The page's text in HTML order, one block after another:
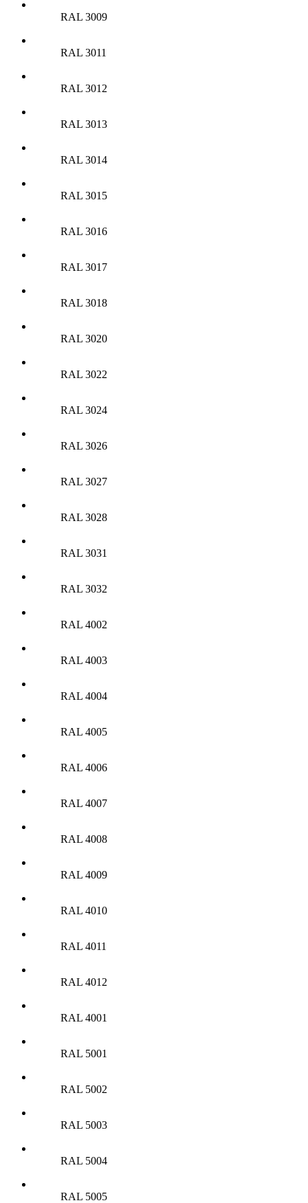
RAL 3009
RAL 3011
RAL 3012
RAL 3013
RAL 3014
RAL 3015
RAL 3016
RAL 3017
RAL 3018
RAL 3020
RAL 3022
RAL 3024
RAL 3026
RAL 3027
RAL 3028
RAL 3031
RAL 3032
RAL 4002
RAL 4003
RAL 4004
RAL 4005
RAL 4006
RAL 4007
RAL 4008
RAL 4009
RAL 4010
RAL 4011
RAL 4012
RAL 4001
RAL 5001
RAL 5002
RAL 5003
RAL 5004
RAL 5005